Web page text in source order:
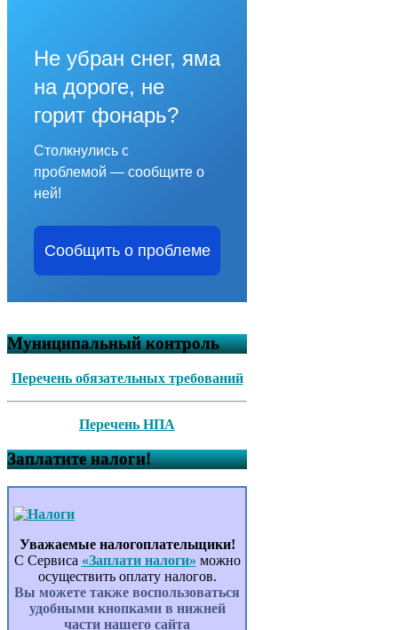
Не убран снег, яма
на дороге, не
горит фонарь?
Столкнулись с
проблемой — сообщите о
ней!
Сообщить о проблеме
Муниципальный контроль
Перечень обязательных требований
Перечень НПА
Заплатите налоги!
Уважаемые налогоплательщики!
С Сервиса «Заплати налоги» можно
осуществить оплату налогов.
Вы можете также воспользоваться
удобными кнопками в нижней
части нашего сайта